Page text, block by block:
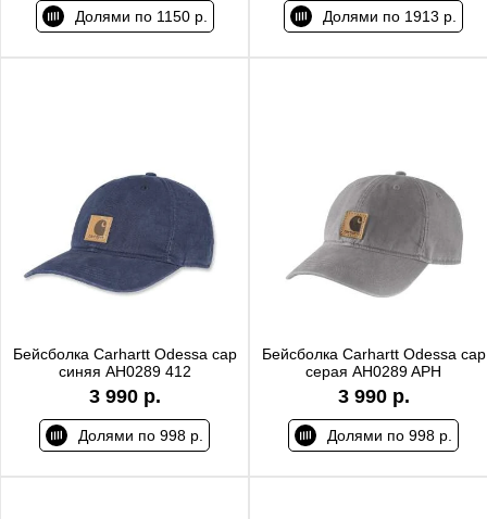
Долями по 1150 р. Долями по 1913 р.
Бейсболка Carhartt Odessa cap
синяя AH0289 412
3 990 р.
Долями по 998 р.
Бейсболка Carhartt Odessa cap
серая AH0289 APH
3 990 р.
Долями по 998 р.